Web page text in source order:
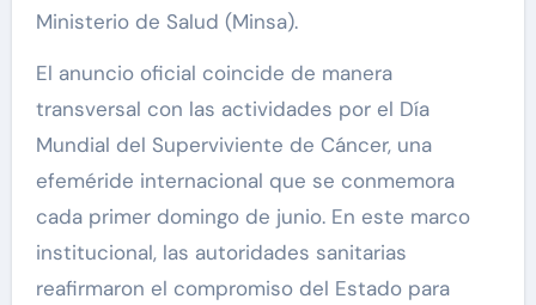
Ministerio de Salud (Minsa).
El anuncio oficial coincide de manera
transversal con las actividades por el Día
Mundial del Superviviente de Cáncer, una
efeméride internacional que se conmemora
cada primer domingo de junio. En este marco
institucional, las autoridades sanitarias
reafirmaron el compromiso del Estado para